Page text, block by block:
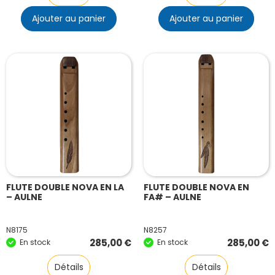
Ajouter au panier Ajouter au panier
FLUTE DOUBLE NOVA EN LA
– AULNE
N8175
En stock
285,00€
Détails
FLUTE DOUBLE NOVA EN
FA# – AULNE
N8257
En stock
285,00€
Détails